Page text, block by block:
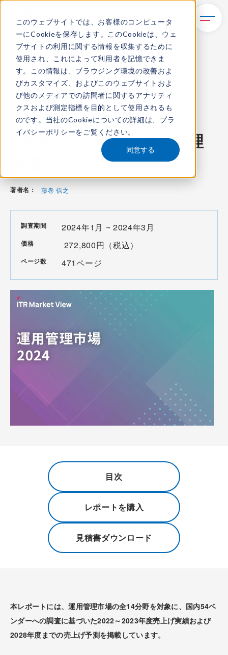
このウェブサイトでは、お客様のコンピュータ
ーにCookieを保存します。このCookieは、ウェ
ブサイトの利用に関する情報を収集するために
使用され、これによって利用者を記憶できま
す。この情報は、ブラウジング環境の改善およ
びカスタマイズ、およびこのウェブサイトおよ
び他のメディアでの訪問者に関するアナリティ
クスおよび測定指標を目的として使用されるも
のです。当社のCookieについての詳細は、 プラ
イバシーポリシーをご覧ください。
同意する
TOP
レポート・ライブラリ
ITR Market View：運用管理市場2024
ITR Market View
コンテンツ番号：M-24001400発刊日：2024年7月11日
ITR Market View：運用管理
著者名： 藤巻 信之
調査期間 2024年1月 ~ 2024年3月
価格 272,800円（税込）
ページ数 471ページ
目次
レポートを購入
見積書ダウンロード
本レポートには、運用管理市場の全14分野を対象に、国内54ベ
ンダーへの調査に基づいた2022～2023年度売上げ実績および
2028年度までの売上げ予測を掲載しています。